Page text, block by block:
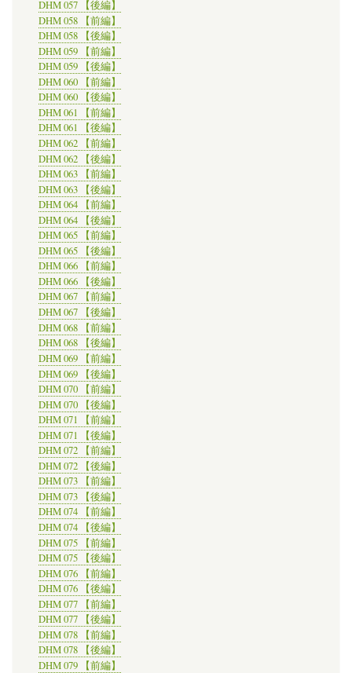
DHM 057 【後編】
DHM 058 【前編】
DHM 058 【後編】
DHM 059 【前編】
DHM 059 【後編】
DHM 060 【前編】
DHM 060 【後編】
DHM 061 【前編】
DHM 061 【後編】
DHM 062 【前編】
DHM 062 【後編】
DHM 063 【前編】
DHM 063 【後編】
DHM 064 【前編】
DHM 064 【後編】
DHM 065 【前編】
DHM 065 【後編】
DHM 066 【前編】
DHM 066 【後編】
DHM 067 【前編】
DHM 067 【後編】
DHM 068 【前編】
DHM 068 【後編】
DHM 069 【前編】
DHM 069 【後編】
DHM 070 【前編】
DHM 070 【後編】
DHM 071 【前編】
DHM 071 【後編】
DHM 072 【前編】
DHM 072 【後編】
DHM 073 【前編】
DHM 073 【後編】
DHM 074 【前編】
DHM 074 【後編】
DHM 075 【前編】
DHM 075 【後編】
DHM 076 【前編】
DHM 076 【後編】
DHM 077 【前編】
DHM 077 【後編】
DHM 078 【前編】
DHM 078 【後編】
DHM 079 【前編】